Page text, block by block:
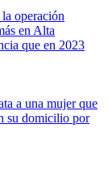
operación
en Alta
que en 2023
a una mujer que
su domicilio por